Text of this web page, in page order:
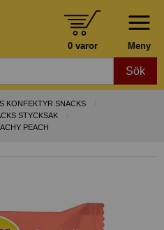
Meny
0 varor
Sök
KONFEKTYR SNACKS
STYCKSAK
PEACH